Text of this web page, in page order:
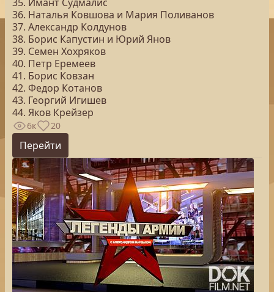
36. Наталья Ковшова и Мария Поливанов
37. Александр Колдунов
38. Борис Капустин и Юрий Янов
39. Семен Хохряков
40. Петр Еремеев
41. Борис Ковзан
42. Федор Котанов
43. Георгий Игишев
44. Яков Крейзер
6к 20
Перейти